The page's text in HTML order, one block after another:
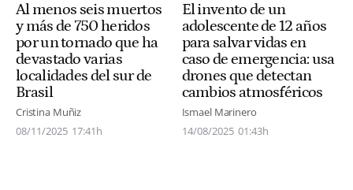
Al menos seis muertos
y más de 750 heridos
por un tornado que ha
devastado varias
localidades del sur de
Brasil
Cristina Muñiz
08/11/2025 17:41h
El invento de un
adolescente de 12 años
para salvar vidas en
caso de emergencia: usa
drones que detectan
cambios atmosféricos
Ismael Marinero
14/08/2025 01:43h